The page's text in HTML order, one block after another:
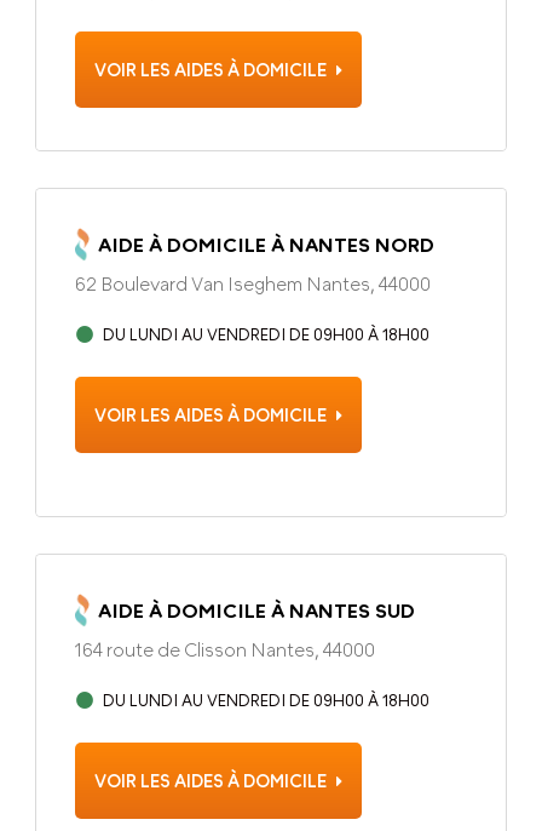
17H30
DE 9H00 À 19H00
VOIR LES AIDES À DOMICILE
AIDE À DOMICILE À NANTES NORD
62 Boulevard Van Iseghem Nantes, 44000
DU LUNDI AU VENDREDI DE 09H00 À 18H00
VOIR LES AIDES À DOMICILE
AIDE À DOMICILE À NANTES SUD
164 route de Clisson Nantes, 44000
DU LUNDI AU VENDREDI DE 09H00 À 18H00
VOIR LES AIDES À DOMICILE